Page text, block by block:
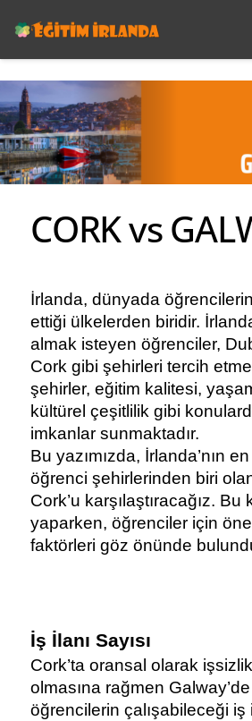
CORK vs
İrlanda, dünyada
ettiği ülkelerden biridir.
almak isteyen öğrenciler,
Cork gibi şehirleri tercih
şehirler, eğitim kalitesi,
kültürel çeşitlilik gibi
imkanlar sunmaktadır.
Bu yazımızda, İrlanda’nın
öğrenci şehirlerinden biri
Cork’u karşılaştıracağız. Bu
yaparken, öğrenciler için
faktörleri göz önünde
İş İlanı Sayısı
Cork’ta oransal olarak
olmasına rağmen
öğrencilerin çalışabileceği iş